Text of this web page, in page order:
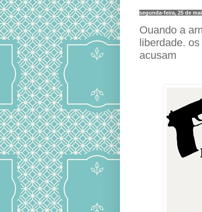
segunda-feira, 25 de
Ouando a
liberdade.
acusam